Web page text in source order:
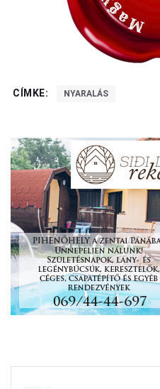
CÍMKE: NYARALÁS